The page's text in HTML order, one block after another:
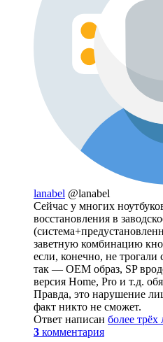
lanabel @lanabel
Сейчас у многих
восстановления в
заветную комбинацию
если, конечно, не
так — OEM образ, SP
версия Home, Pro и т.д.
Правда, это нарушение
факт никто не сможет.
Ответ написан более трёх
3 комментария